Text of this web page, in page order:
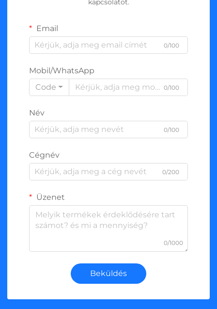
Email
0/100
Mobil/WhatsApp
Code
0/100
Név
0/100
Cégnév
0/200
Üzenet
0/1000
Beküldés